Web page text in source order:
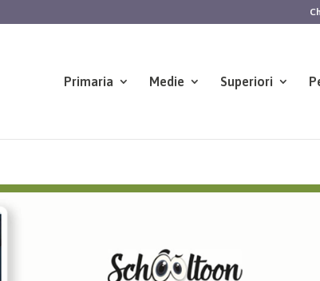
Primaria Medie Superiori